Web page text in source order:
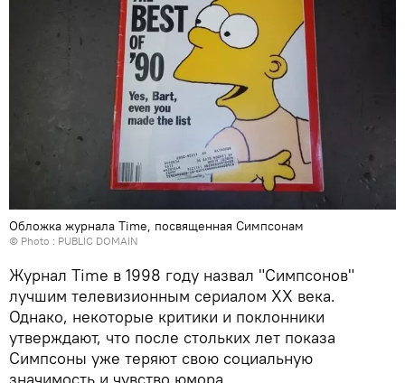
Обложка журнала Time, посвященная Симпсонам
© Photo : PUBLIC DOMAIN
Журнал Time в 1998 году назвал "Симпсонов"
лучшим телевизионным сериалом XX века.
Однако, некоторые критики и поклонники
утверждают, что после стольких лет показа
Симпсоны уже теряют свою социальную
значимость и чувство юмора.